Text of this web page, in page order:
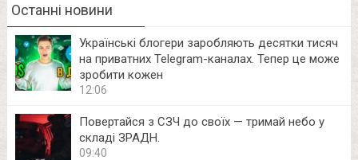
Останні новини
Українські блогери заробляють десятки тисяч
на приватних Telegram-каналах. Тепер це може
зробити кожен
12:06
Повертайся з СЗЧ до своїх — тримай небо у
складі ЗРАДН.
09:40